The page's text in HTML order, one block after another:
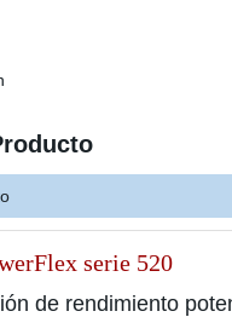
serie 520
de rendimiento